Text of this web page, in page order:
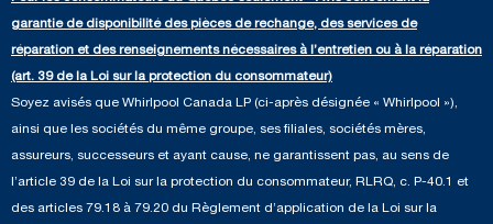
Pièces de rechange
Aide sur les produits
Suivre ma commande
Services de livraison et d'installation
Retours et échanges
Qualité Commerciale
Duos de Lessive
Cuisinières
Fours muraux
Hottes
Fours à micro-ondes
Communiquez avec nous
Monsieur Maytag
Carrières
garantie de disponibilité des pièces de rechange, des services de
réparation et des renseignements nécessaires à l’entretien ou à la réparation
(art. 39 de la Loi sur la protection du consommateur)
Soyez avisés que Whirlpool Canada LP (ci-après désignée « Whirlpool »),
ainsi que les sociétés du même groupe, ses filiales, sociétés mères,
assureurs, successeurs et ayant cause, ne garantissent pas, au sens de
l’article 39 de la Loi sur la protection du consommateur, RLRQ, c. P-40.1 et
des articles 79.18 à 79.20 du Règlement d’application de la Loi sur la